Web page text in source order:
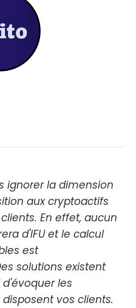
ignorer la dimension
aux cryptoactifs
En effet, aucun
d'IFU et le calcul
est
solutions existent
les
vos clients.